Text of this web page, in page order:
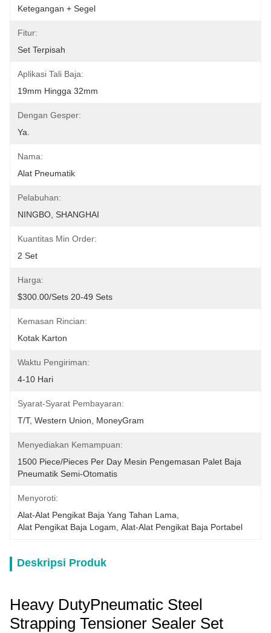
Ketegangan + Segel
Fitur:
Set Terpisah
Aplikasi Tali Baja:
19mm Hingga 32mm
Dengan Gesper:
Ya.
Nama:
Alat Pneumatik
Pelabuhan:
NINGBO, SHANGHAI
Kuantitas Min Order:
2 Set
Harga:
$300.00/sets 20-49 Sets
Kemasan Rincian:
Kotak Karton
Waktu Pengiriman:
4-10 Hari
Syarat-Syarat Pembayaran:
T/T, Western Union, MoneyGram
Menyediakan Kemampuan:
1500 Piece/Pieces Per Day Mesin Pengemasan Palet Baja
Pneumatik Semi-Otomatis
Menyoroti:
Alat-Alat Pengikat Baja Yang Tahan Lama
Alat Pengikat Baja Logam Alat-Alat Pengikat Baja Portabel
Deskripsi Produk
Heavy DutyPneumatic Steel
Strapping Tensioner Sealer Set